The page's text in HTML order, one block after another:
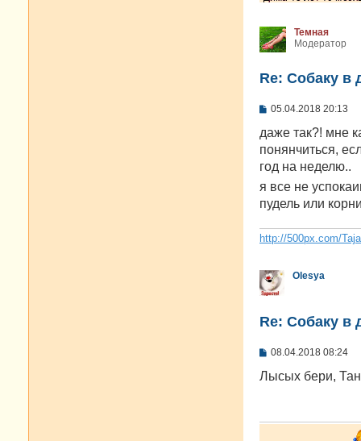
Темная
Модератор
Re: Собаку в
С
о
щ
е
н
и
е
05.04.2018 20:13
даже так?! мне
понянчиться,
год на неделю..
я все не
пудель или
http://500px.com/
Olesya
Re: Собаку в
С
о
н
08.04.2018 08:24
Лысых бери,